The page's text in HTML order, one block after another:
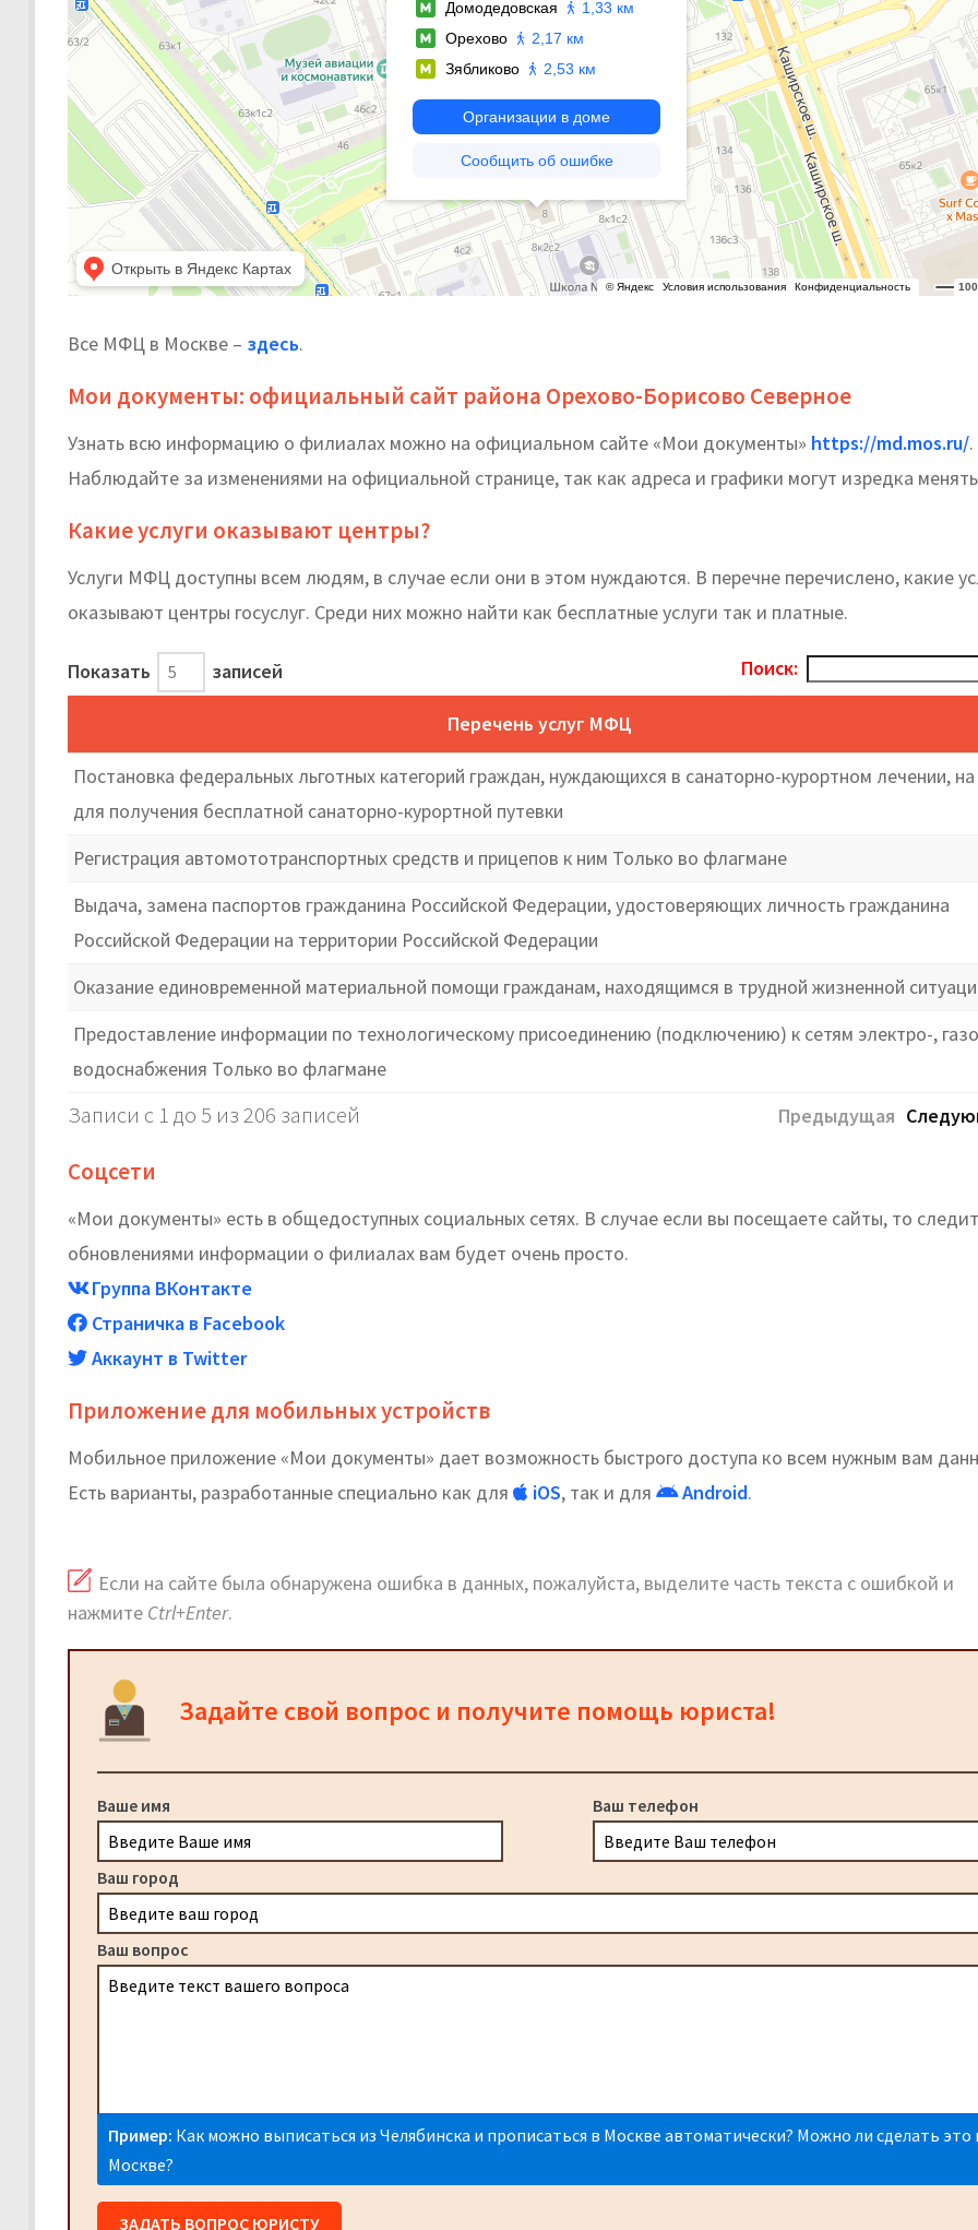
Все МФЦ в Москве – здесь.
Мои документы: официальный сайт района Орехово-Борисово Северное
Узнать всю информацию о филиалах можно на официальном сайте «Мои документы» https://md.mos.ru/.
Наблюдайте за изменениями на официальной странице, так как адреса и графики могут изредка
Какие услуги оказывают центры?
Услуги МФЦ доступны всем людям, в случае если они в этом нуждаются. В перечне перечислено, какие
оказывают центры госуслуг. Среди них можно найти как бесплатные услуги так и платные.
Показать записей Поиск:
Перечень услуг МФЦ
Постановка федеральных льготных категорий граждан, нуждающихся в санаторно-курортном лечении, на
для получения бесплатной санаторно-курортной путевки
Регистрация автомототранспортных средств и прицепов к ним Только во флагмане
Выдача, замена паспортов гражданина Российской Федерации, удостоверяющих личность гражданина
Российской Федерации на территории Российской Федерации
Оказание единовременной материальной помощи гражданам, находящимся в трудной жизненной
Предоставление информации по технологическому присоединению (подключению) к сетям электро-,
водоснабжения Только во флагмане
Записи с 1 до 5 из 206 записей Предыдущая
Соцсети
«Мои документы» есть в общедоступных социальных сетях. В случае если вы посещаете сайты, то
обновлениями информации о филиалах вам будет очень просто.
Группа ВКонтакте
Страничка в Facebook
Аккаунт в Twitter
Приложение для мобильных устройств
Мобильное приложение «Мои документы» дает возможность быстрого доступа ко всем нужным вам
Есть варианты, разработанные специально как для
iOS, так и для Android.
Если на сайте была обнаружена ошибка в данных, пожалуйста, выделите часть текста с ошибкой и
нажмите Ctrl+Enter.
Задайте свой вопрос и получите помощь юриста!
Ваше имя Ваш телефон
Ваш город
Ваш вопрос
Пример: Как можно выписаться из Челябинска и прописаться в Москве автоматически? Можно ли сделать это
Москве?
ЗАДАТЬ ВОПРОС ЮРИСТУ